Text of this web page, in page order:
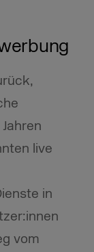
live
in
vom